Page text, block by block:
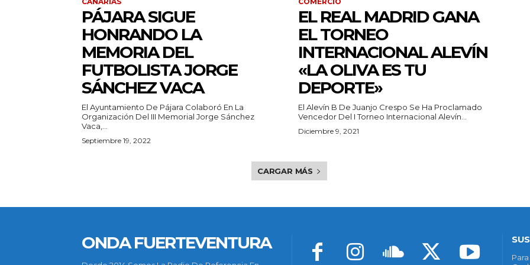
PÁJARA SIGUE
HONRANDO LA
MEMORIA DEL
FUTBOLISTA JORGE
SÁNCHEZ VACA
El Ayuntamiento De Pájara Colaboró En La
Organización Del III Memorial Jorge Sánchez
Vaca,...
Septiembre 19, 2022
EL REAL MADRID GANA
EL TORNEO
INTERNACIONAL ALEVÍN
«LA OLIVA ES TU
DEPORTE»
El Alevín B De Juanjo Crespo Se Ha Proclamado
Vencedor Del I Torneo Internacional Alevín...
Diciembre 9, 2021
CARGAR MÁS
ONDA FUERTEVENTURA